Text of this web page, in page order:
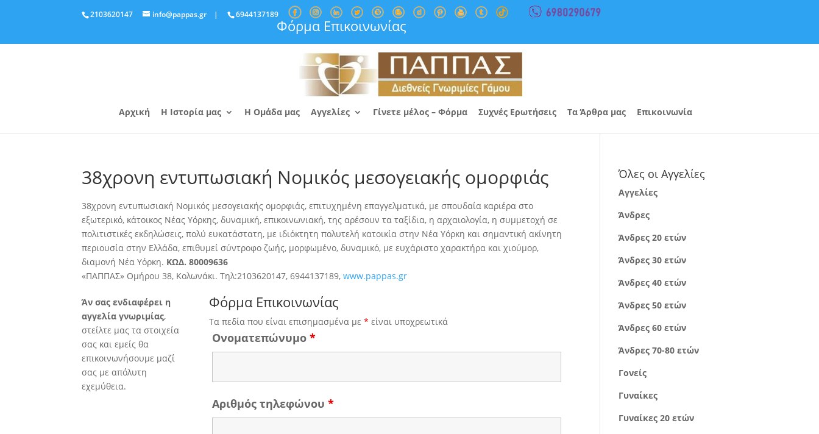
2103620147 info@pappas.gr | 6944137189
Φόρμα Επικοινωνίας
Αρχική Η Ιστορία μας Η Ομάδα μας Αγγελίες Γίνετε μέλος – Φόρμα Συχνές Ερωτήσεις Τα Άρθρα μας Επικοινωνία
38χρονη εντυπωσιακή Νομικός μεσογειακής ομορφιάς
38χρονη εντυπωσιακή Νομικός μεσογειακής ομορφιάς, επιτυχημένη επαγγελματικά, με σπουδαία καριέρα στο
εξωτερικό, κάτοικος Νέας Υόρκης, δυναμική, επικοινωνιακή, της αρέσουν τα ταξίδια, η αρχαιολογία, η συμμετοχή σε
πολιτιστικές εκδηλώσεις, πολύ ευκατάστατη, με ιδιόκτητη πολυτελή κατοικία στην Νέα Υόρκη και σημαντική ακίνητη
περιουσία στην Ελλάδα, επιθυμεί σύντροφο ζωής, μορφωμένο, δυναμικό, με ευχάριστο χαρακτήρα και χιούμορ,
διαμονή Νέα Υόρκη. ΚΩΔ. 80009636
«ΠΑΠΠΑΣ» Ομήρου 38, Κολωνάκι. Τηλ:2103620147, 6944137189,www.pappas.gr
Άν σας ενδιαφέρει η
αγγελία γνωριμίας,
στείλτε μας τα στοιχεία
σας και εμείς θα
επικοινωνήσουμε μαζί
σας με απόλυτη
εχεμύθεια.
Φόρμα Επικοινωνίας
Τα πεδία που είναι επισημασμένα με* είναι υποχρεωτικά
Ονοματεπώνυμο*
Αριθμός τηλεφώνου*
Όλες οι Αγγελίες
Αγγελίες
Άνδρες
Άνδρες 20 ετών
Άνδρες 30 ετών
Άνδρες 40 ετών
Άνδρες 50 ετών
Άνδρες 60 ετών
Άνδρες 70-80 ετών
Γονείς
Γυναίκες
Γυναίκες 20 ετών